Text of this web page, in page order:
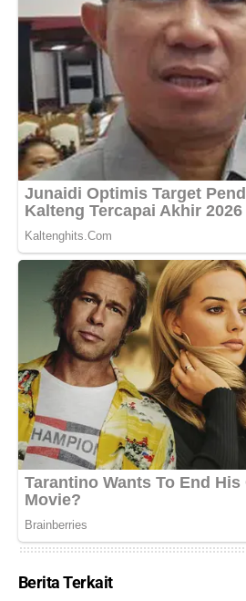
Berita Terkait